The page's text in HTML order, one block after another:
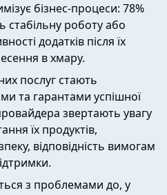
бізнес-процеси: 78%
стабільну роботу або
додатків після їх
в хмару.
послуг стають
та гарантами успішної
звертають увагу
їх продуктів,
відповідність вимогам
з проблемами до, у